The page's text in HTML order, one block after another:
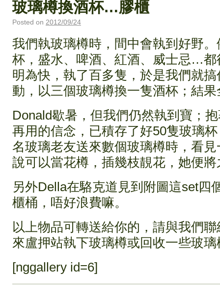
玻璃樽換酒杯…膠櫃
Posted on 2012/09/24
我們執玻璃樽時，間中會執到好野
杯，盛水、啤酒、紅酒、威士忌…都
明為快，執了百多隻，於是我們就
動，以三個玻璃樽換一隻酒杯；結
Donald歇暑，但我們仍然執到寶；
再用的信念，已積存了好50隻玻璃
名玻璃老友送來數個玻璃樽時，看
說可以當花樽，插幾枝靚花，她便
另外Della在駱克道見到附圖這set四
櫃桶，唔好浪費嘛。
以上物品可轉送給你的，請與我們
來盧押站執下玻璃樽或回收一些玻
[nggallery id=6]